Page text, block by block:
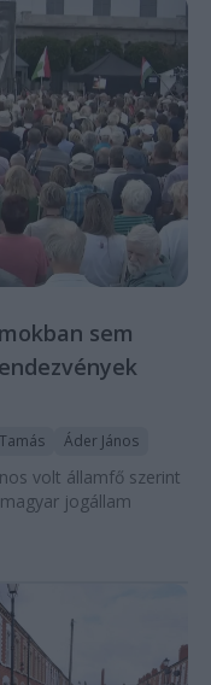
sem
Áder János
volt államfő szerint
jogállam